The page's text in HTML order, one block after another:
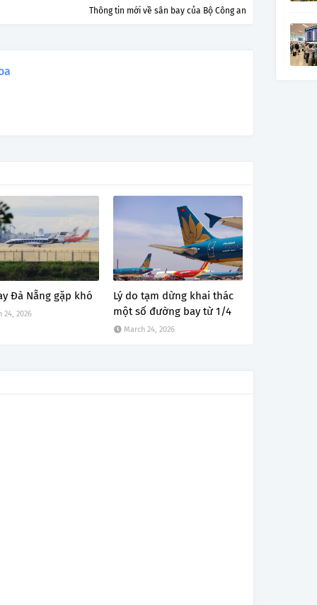
Thông tin mới về sân bay của Bộ Công an
Đà Nẵng gặp khó
24, 2026
Lý do tạm dừng khai thác
một số đường bay từ 1/4
March 24, 2026